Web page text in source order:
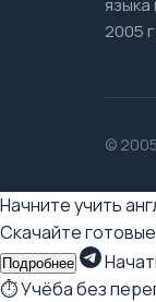
2005
©
Начните учить
Скачайте
Подробнее
⏱ Учёба без